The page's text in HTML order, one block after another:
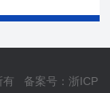
有 备案号：浙ICP